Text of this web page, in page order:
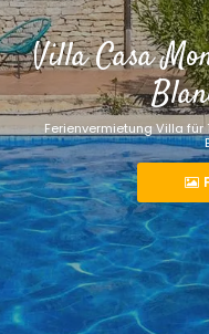
Villa Casa
Ferienvermietung Villa für